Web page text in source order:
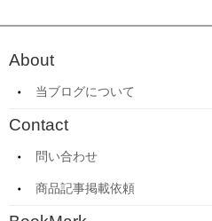
About
当ブログについて
Contact
問い合わせ
商品記事掲載依頼